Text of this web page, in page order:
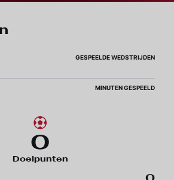
GESPEELDE WEDSTRIJDEN
MINUTEN GESPEELD
0
Doelpunten
0